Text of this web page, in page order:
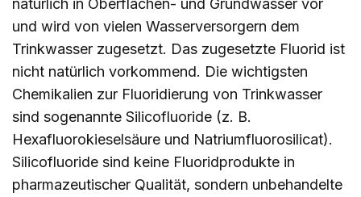
natürlich in Oberflächen- und Grundwasser vor
und wird von vielen Wasserversorgern dem
Trinkwasser zugesetzt. Das zugesetzte Fluorid ist
nicht natürlich vorkommend. Die wichtigsten
Chemikalien zur Fluoridierung von Trinkwasser
sind sogenannte Silicofluoride (z. B.
Hexafluorokieselsäure und Natriumfluorosilicat).
Silicofluoride sind keine Fluoridprodukte in
pharmazeutischer Qualität, sondern unbehandelte